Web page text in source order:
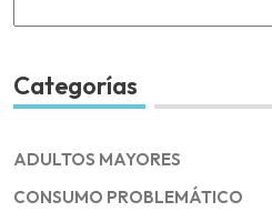
for:
Categorías
ADULTOS MAYORES
CONSUMO PROBLEMÁTICO